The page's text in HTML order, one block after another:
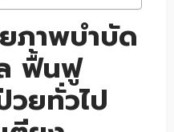
ภาพบำบัด
ฟื้นฟู
ยทั่วไป